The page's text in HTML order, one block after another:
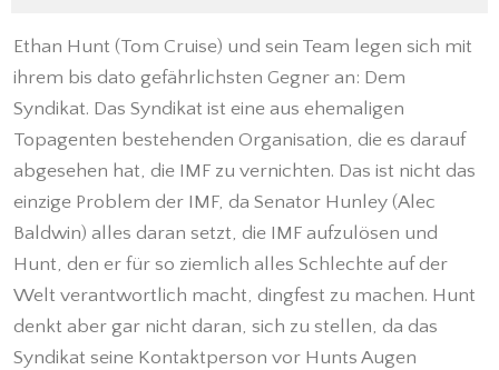
Ethan Hunt (Tom Cruise) und sein Team legen sich mit
ihrem bis dato gefährlichsten Gegner an: Dem
Syndikat. Das Syndikat ist eine aus ehemaligen
Topagenten bestehenden Organisation, die es darauf
abgesehen hat, die IMF zu vernichten. Das ist nicht das
einzige Problem der IMF, da Senator Hunley (Alec
Baldwin) alles daran setzt, die IMF aufzulösen und
Hunt, den er für so ziemlich alles Schlechte auf der
Welt verantwortlich macht, dingfest zu machen. Hunt
denkt aber gar nicht daran, sich zu stellen, da das
Syndikat seine Kontaktperson vor Hunts Augen